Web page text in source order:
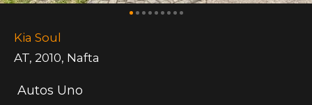
Kia Soul
AT, 2010, Nafta
Autos Uno